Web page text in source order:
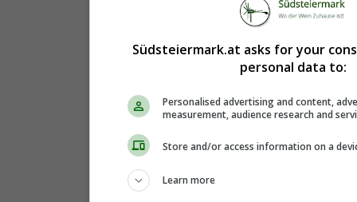
Südsteiermark.at asks for your
personal data to:
Personalised advertising and content,
measurement, audience research and
Store and/or access information on a
Learn more